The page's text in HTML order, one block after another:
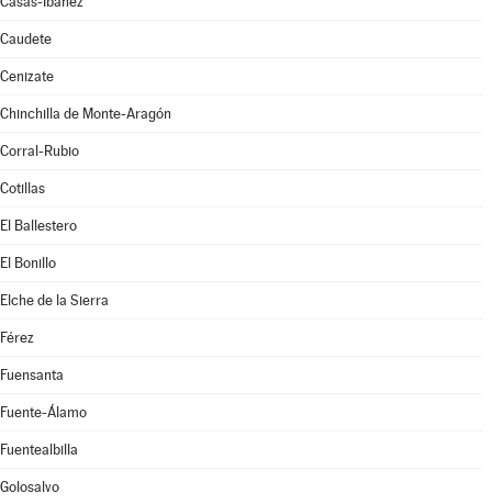
Caudete
Cenizate
Chinchilla de Monte-Aragón
Corral-Rubio
Cotillas
El Ballestero
El Bonillo
Elche de la Sierra
Férez
Fuensanta
Fuente-Álamo
Fuentealbilla
Golosalvo